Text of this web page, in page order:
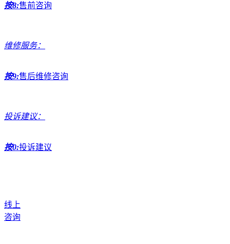
按8:售前咨询
维修服务：
按9:售后维修咨询
投诉建议：
按0:投诉建议
线上
咨询